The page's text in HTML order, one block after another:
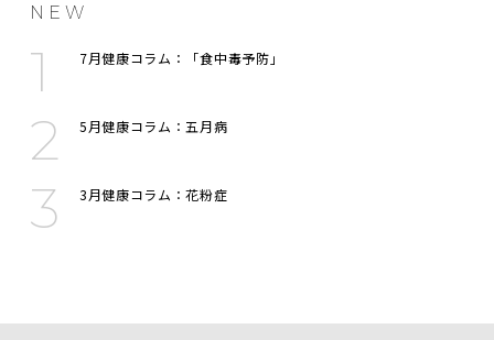
NEW
7月健康コラム：「食中毒予防」
5月健康コラム：五月病
3月健康コラム：花粉症